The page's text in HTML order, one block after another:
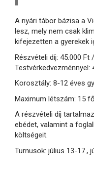
A nyári tábor bázisa a
lesz, mely nem csak
kifejezetten a gyerekek
Részvételi díj: 45.000
Korosztály: 8-12 éves
Maximum létszám: 15 fő
A részvételi díj
ebédet, valamint a
költségeit.
Turnusok: július 13-17.,